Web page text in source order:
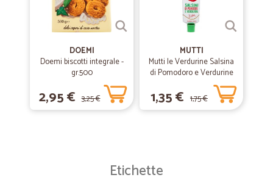
DOEMI
Doemi biscotti integrale -
gr.500
2,95 € 3,25 €
MUTTI
Mutti le Verdurine Salsina
di Pomodoro e Verdurine
1,35 € 1,75 €
Etichette